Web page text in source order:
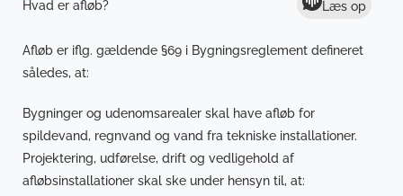
Læs op
Hvad er afløb?
Afløb er iflg. gældende §69 i Bygningsreglement defineret
således, at:
Bygninger og udenomsarealer skal have afløb for
spildevand, regnvand og vand fra tekniske installationer.
Projektering, udførelse, drift og vedligehold af
afløbsinstallationer skal ske under hensyn til, at: